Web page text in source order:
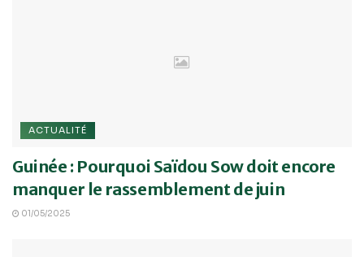
ACTUALITÉ
Guinée : Pourquoi Saïdou Sow doit encore
manquer le rassemblement de juin
01/05/2025